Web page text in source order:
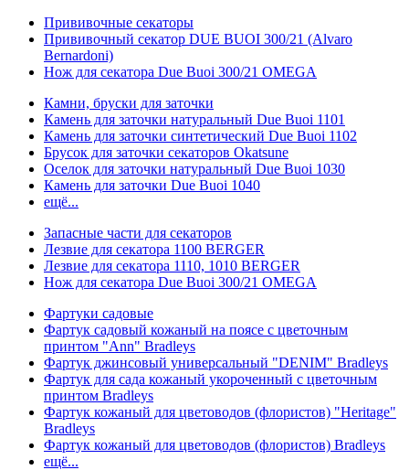
Прививочные секаторы
Прививочный секатор DUE BUOI 300/21 (Alvaro
Bernardoni)
Нож для секатора Due Buoi 300/21 OMEGA
Камни, бруски для заточки
Камень для заточки натуральный Due Buoi 1101
Камень для заточки синтетический Due Buoi 1102
Брусок для заточки секаторов Okatsune
Оселок для заточки натуральный Due Buoi 1030
Камень для заточки Due Buoi 1040
ещё...
Запасные части для секаторов
Лезвие для секатора 1100 BERGER
Лезвие для секатора 1110, 1010 BERGER
Нож для секатора Due Buoi 300/21 OMEGA
Фартуки садовые
Фартук садовый кожаный на поясе с цветочным
принтом "Ann" Bradleys
Фартук джинсовый универсальный "DENIM" Bradleys
Фартук для сада кожаный укороченный с цветочным
принтом Bradleys
Фартук кожаный для цветоводов (флористов) "Heritage"
Bradleys
Фартук кожаный для цветоводов (флористов) Bradleys
ещё...